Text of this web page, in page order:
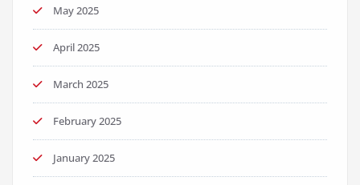
May 2025
April 2025
March 2025
February 2025
January 2025